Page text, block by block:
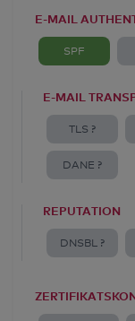
E-MAIL
SPF
E-MAIL
TLS ?
DANE ?
REPUTATION
DNSBL ?